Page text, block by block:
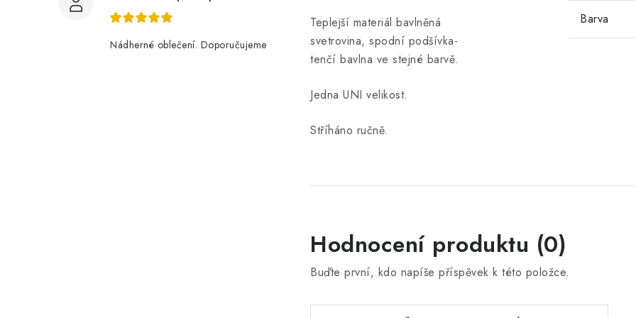
Nádherné oblečení. Doporučujeme
Teplejší materiál bavlněná
svetrovina, spodní podšívka-
tenčí bavlna ve stejné barvě.
Jedna UNI velikost.
Stříháno ručně.
Barva
Hodnocení produktu (0)
Buďte první, kdo napíše příspěvek k této položce.